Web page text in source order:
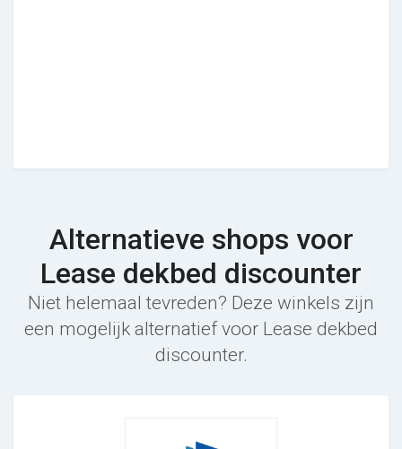
Alternatieve shops voor
Lease dekbed discounter
Niet helemaal tevreden? Deze winkels zijn
een mogelijk alternatief voor Lease dekbed
discounter.